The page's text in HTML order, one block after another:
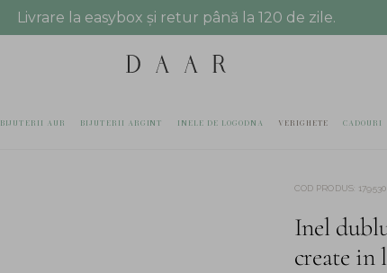
Livrare la easybox și retur până la 120 de zile.
BIJUTERII AUR BIJUTERII ARGINT INELE DE LOGODNA VERIGHETE CADOURI
COD PRODUS: 179530
Inel
create in